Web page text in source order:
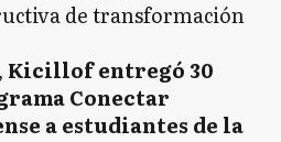
de transformación
Kicillof entregó 30
Conectar
a estudiantes de la